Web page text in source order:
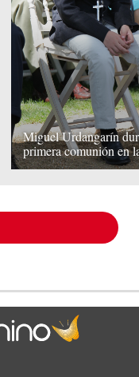
Miguel Urdangarín
primera comunión en